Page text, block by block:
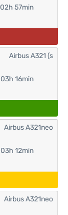
02h 57min
03h 16min
Airbus A321 (s
03h 12min
Airbus A321neo
Airbus A321neo